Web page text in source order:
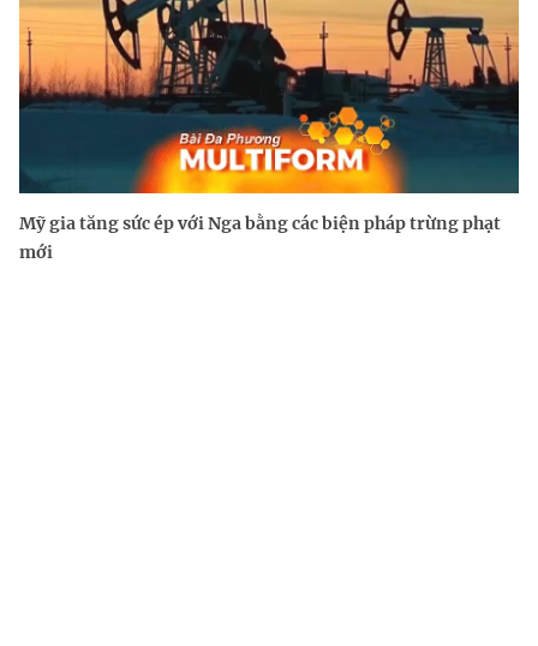
Mỹ gia tăng sức ép với Nga bằng các biện pháp trừng phạt
mới